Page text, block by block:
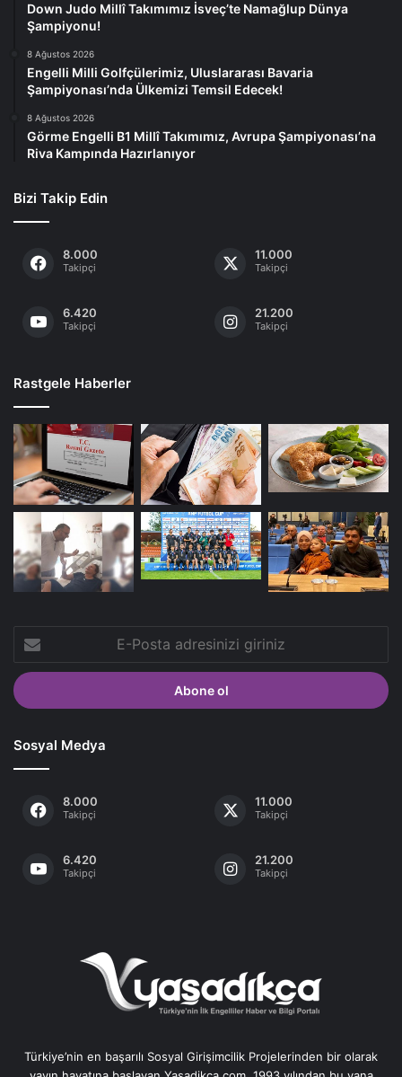
Down Judo Millî Takımımız İsveç’te Namağlup Dünya
Şampiyonu!
8 Ağustos 2026
Engelli Milli Golfçülerimiz, Uluslararası Bavaria
Şampiyonası’nda Ülkemizi Temsil Edecek!
8 Ağustos 2026
Görme Engelli B1 Millî Takımımız, Avrupa Şampiyonası’na
Riva Kampında Hazırlanıyor
Bizi Takip Edin
8.000
Takipçi
11.000
Takipçi
6.420
Takipçi
21.200
Takipçi
Rastgele Haberler
Posta
adresinizi
giriniz
Sosyal Medya
8.000
Takipçi
11.000
Takipçi
6.420
Takipçi
21.200
Takipçi
Türkiye’nin en başarılı Sosyal Girişimcilik Projelerinden bir olarak